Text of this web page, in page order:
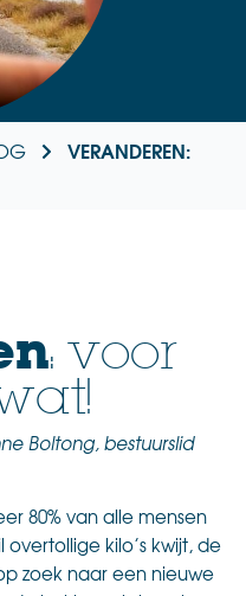
VERANDEREN:
: voor
Boltong, bestuurslid
80% van alle mensen
kilo’s kwijt, de
zoek naar een nieuwe